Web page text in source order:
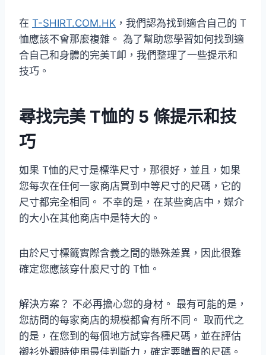
在 T-SHIRT.COM.HK ，我們認為找到適合自己的 T
恤應該不會那麼複雜。 為了幫助您學習如何找到適
合自己和身體的完美T卹，我們整理了一些提示和
技巧。
尋找完美 T恤的 5 條提示和技
巧
如果 T恤的尺寸是標準尺寸，那很好，並且，如果
您每次在任何一家商店買到中等尺寸的尺碼，它的
尺寸都完全相同。 不幸的是，在某些商店中，媒介
的大小在其他商店中是特大的。
由於尺寸標籤實際含義之間的懸殊差異，因此很難
確定您應該穿什麼尺寸的 T恤。
解決方案？ 不必再擔心您的身材。 最有可能的是，
您訪問的每家商店的規模都會有所不同。 取而代之
的是，在您到的每個地方試穿各種尺碼，並在評估
襯衫外觀時使用最佳判斷力，確定要購買的尺碼。